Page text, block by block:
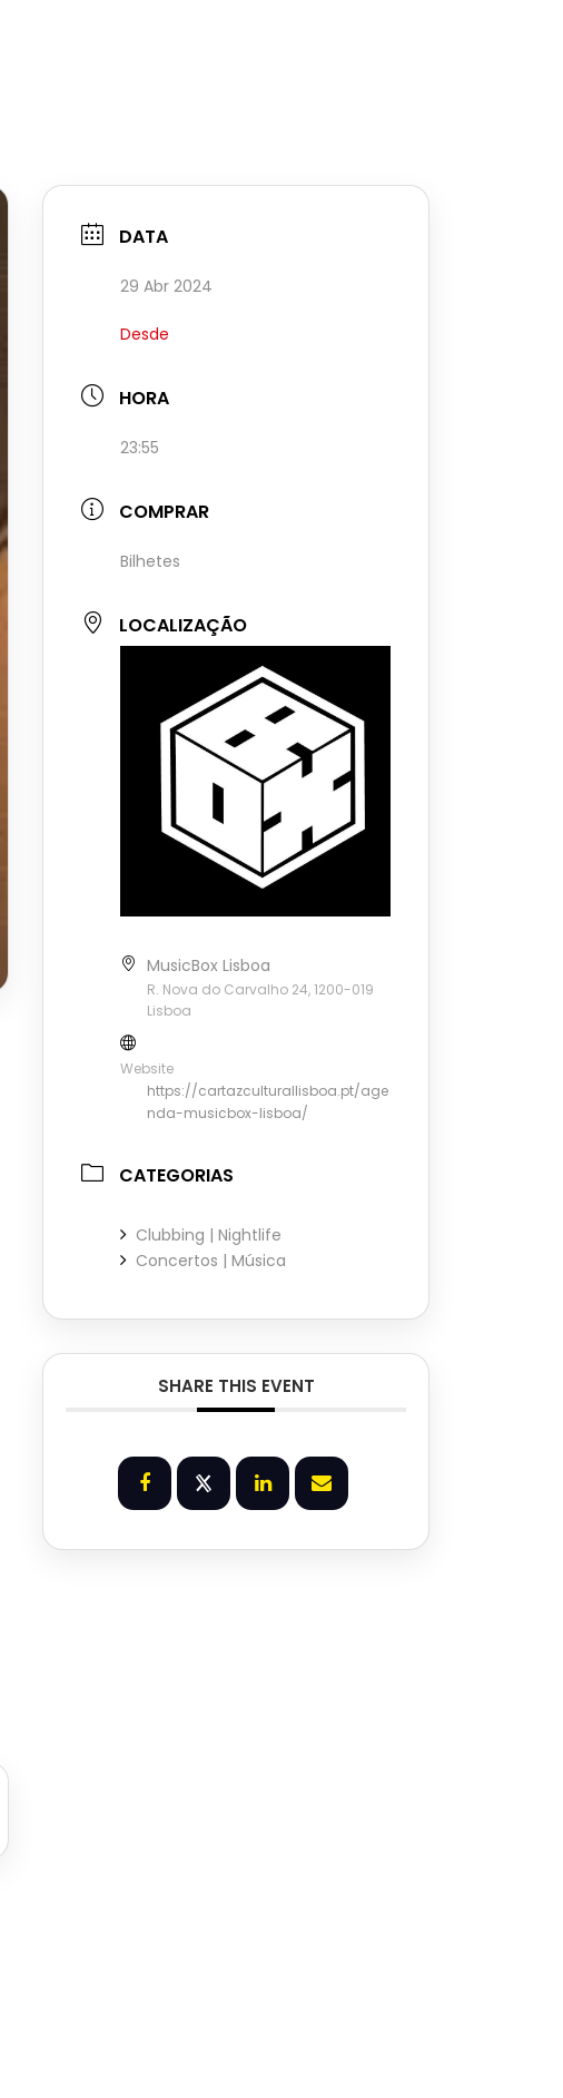
DATA
29 Abr 2024
Desde
HORA
23:55
COMPRAR
Bilhetes
LOCALIZAÇÃO
MusicBox Lisboa
R. Nova do Carvalho 24, 1200-019
Lisboa
Website
https://cartazculturallisboa.pt/age
nda-musicbox-lisboa/
CATEGORIAS
Clubbing | Nightlife
Concertos | Música
SHARE THIS EVENT